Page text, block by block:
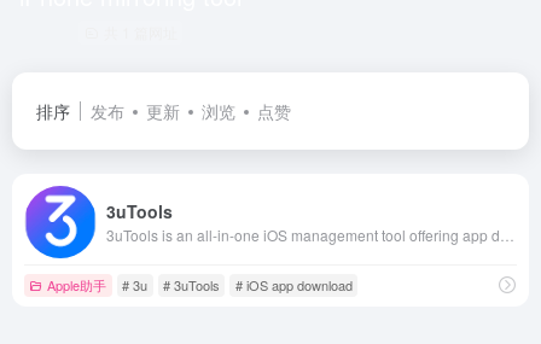
排序 发布 更新 浏览 点赞
3uTools
Apple助手 # 3u # 3uTools # iOS app download